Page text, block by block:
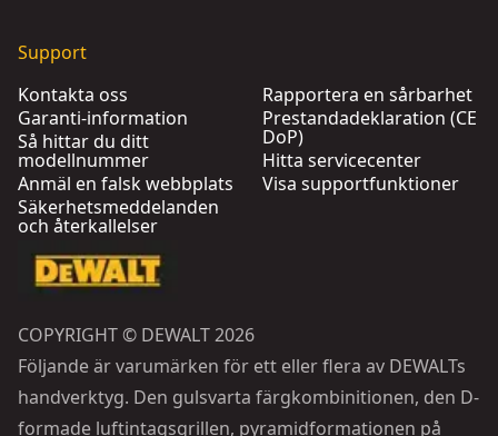
Support
Kontakta oss
Garanti-information
Så hittar du ditt
modellnummer
Anmäl en falsk webbplats
Säkerhetsmeddelanden
och återkallelser
Rapportera en sårbarhet
Prestandadeklaration (CE
DoP)
Hitta servicecenter
Visa supportfunktioner
COPYRIGHT © DEWALT 2026
Följande är varumärken för ett eller flera av DEWALTs
handverktyg. Den gulsvarta färgkombinitionen, den D-
formade luftintagsgrillen, pyramidformationen på